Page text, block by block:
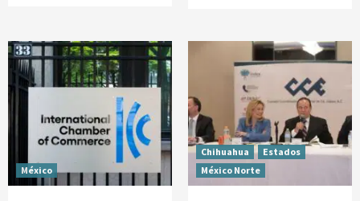
México
Chihuahua
Estados
México Norte